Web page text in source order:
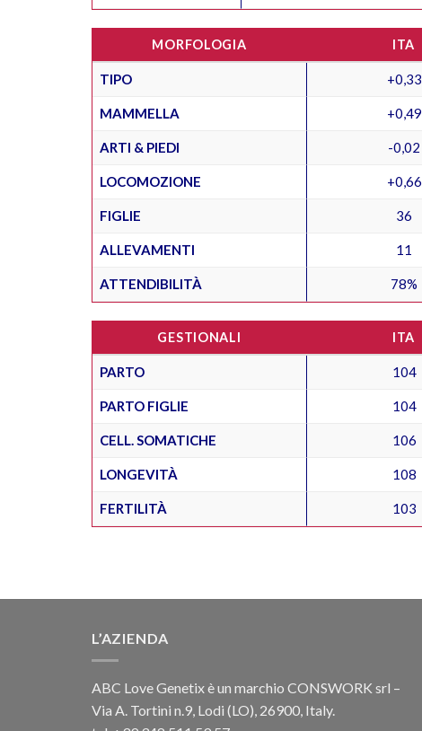
MORFOLOGIA ITA
TIPO +0,33
MAMMELLA +0,49
ARTI & PIEDI -0,02
LOCOMOZIONE +0,66
FIGLIE 36
ALLEVAMENTI 11
ATTENDIBILITÀ 78%
GESTIONALI ITA
PARTO 104
PARTO FIGLIE 104
CELL. SOMATICHE 106
LONGEVITÀ 108
FERTILITÀ 103
L’AZIENDA
ABC Love Genetix è un marchio CONSWORK srl –
Via A. Tortini n.9, Lodi (LO), 26900, Italy.